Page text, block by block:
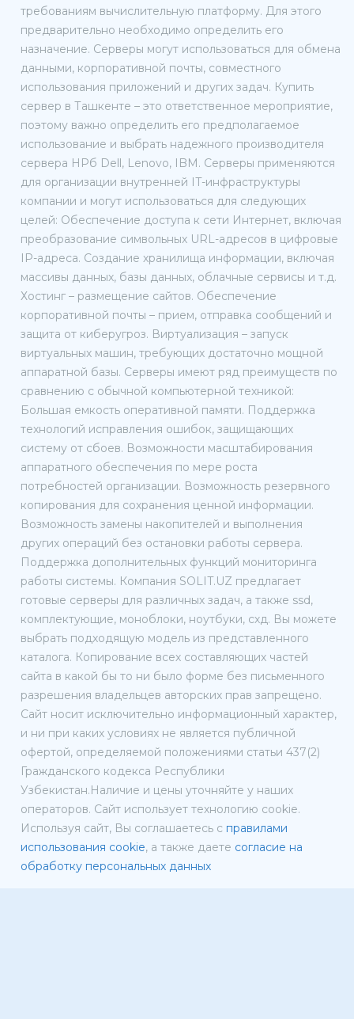
требованиям вычислительную платформу. Для этого
предварительно необходимо определить его
назначение. Серверы могут использоваться для обмена
данными, корпоративной почты, совместного
использования приложений и других задач. Купить
сервер в Ташкенте – это ответственное мероприятие,
поэтому важно определить его предполагаемое
использование и выбрать надежного производителя
сервера HPб Dell, Lenovo, IBM. Серверы применяются
для организации внутренней IT-инфраструктуры
компании и могут использоваться для следующих
целей: Обеспечение доступа к сети Интернет, включая
преобразование символьных URL-адресов в цифровые
IP-адреса. Создание хранилища информации, включая
массивы данных, базы данных, облачные сервисы и т.д.
Хостинг – размещение сайтов. Обеспечение
корпоративной почты – прием, отправка сообщений и
защита от киберугроз. Виртуализация – запуск
виртуальных машин, требующих достаточно мощной
аппаратной базы. Серверы имеют ряд преимуществ по
сравнению с обычной компьютерной техникой:
Большая емкость оперативной памяти. Поддержка
технологий исправления ошибок, защищающих
систему от сбоев. Возможности масштабирования
аппаратного обеспечения по мере роста
потребностей организации. Возможность резервного
копирования для сохранения ценной информации.
Возможность замены накопителей и выполнения
других операций без остановки работы сервера.
Поддержка дополнительных функций мониторинга
работы системы. Компания SOLIT.UZ предлагает
готовые серверы для различных задач, а также ssd,
комплектующие, моноблоки, ноутбуки, схд. Вы можете
выбрать подходящую модель из представленного
каталога. Копирование всех составляющих частей
сайта в какой бы то ни было форме без письменного
разрешения владельцев авторских прав запрещено.
Сайт носит исключительно информационный характер,
и ни при каких условиях не является публичной
офертой, определяемой положениями статьи 437(2)
Гражданского кодекса Республики
Узбекистан.Наличие и цены уточняйте у наших
операторов. Сайт использует технологию cookie.
Используя сайт, Вы соглашаетесь с правилами
использования cookie, а также даете согласие на
обработку персональных данных